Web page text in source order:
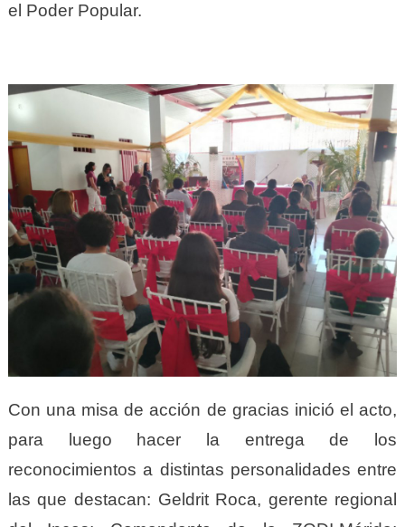
el Poder Popular.
Con una misa de acción de gracias inició el acto,
para luego hacer la entrega de los
reconocimientos a distintas personalidades entre
las que destacan: Geldrit Roca, gerente regional